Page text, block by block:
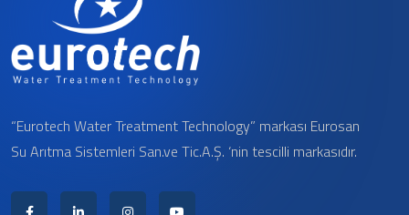
“Eurotech Water Treatment Technology” markası Eurosan
Su Arıtma Sistemleri San.ve Tic.A.Ş. ‘nin tescilli markasıdır.